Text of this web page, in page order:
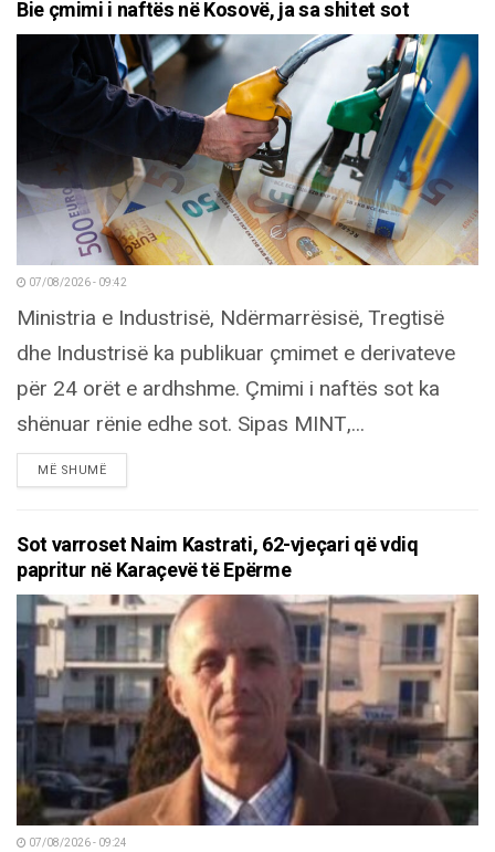
Bie çmimi i naftës në Kosovë, ja sa shitet sot
07/08/2026 - 09:42
Ministria e Industrisë, Ndërmarrësisë, Tregtisë
dhe Industrisë ka publikuar çmimet e derivateve
për 24 orët e ardhshme. Çmimi i naftës sot ka
shënuar rënie edhe sot. Sipas MINT,...
MË SHUMËDETAILS
Sot varroset Naim Kastrati, 62-vjeçari që vdiq
papritur në Karaçevë të Epërme
07/08/2026 - 09:24